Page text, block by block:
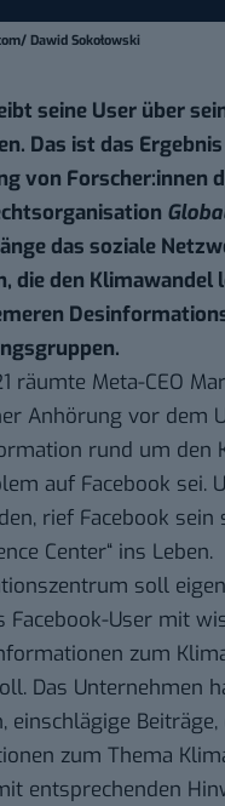
Dawid Sokołowski
seine User über
Das ist das
von Forscher:innen
das soziale
die den Klimawandel
räumte Meta-CEO
Anhörung vor dem
rund um den
auf Facebook sei.
rief Facebook sein
Center“ ins Leben.
soll
Facebook-User mit
zum
Das Unternehmen
einschlägige Beiträge,
zum Thema
entsprechenden